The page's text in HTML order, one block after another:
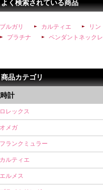
よく検索されている商品
ブルガリ カルティエ
リン
プラチナ
ペンダントネックレ
商品カテゴリ
計
ロレックス
オメガ
フランクミュラー
カルティエ
エルメス